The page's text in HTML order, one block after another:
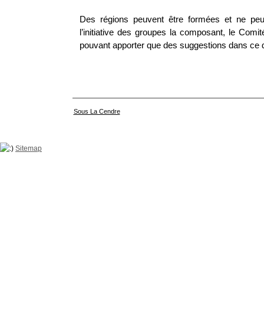
Des régions peuvent être formées et ne
l’initiative des groupes la composant, le
pouvant apporter que des suggestions dans ce
Sous La Cendre
Sitemap